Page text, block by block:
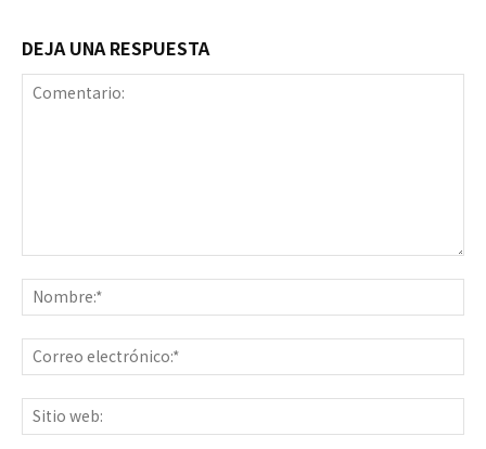
DEJA UNA RESPUESTA